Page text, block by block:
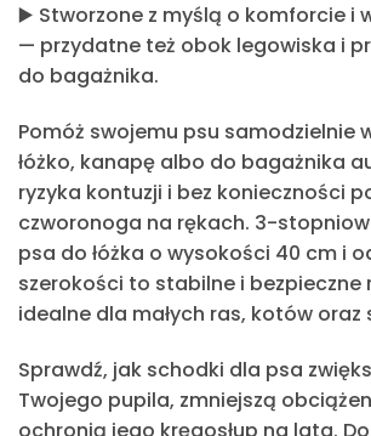
▶️ Stworzone z myślą o komforcie i
— przydatne też obok legowiska i
do bagażnika.
Pomóż swojemu psu samodzielnie
łóżko, kanapę albo do bagażnika
ryzyka kontuzji i bez konieczności
czworonoga na rękach. 3-
psa do łóżka o wysokości 40 cm i
szerokości to stabilne i bezpieczne
idealne dla małych ras, kotów oraz
Sprawdź, jak schodki dla psa
Twojego pupila, zmniejszą